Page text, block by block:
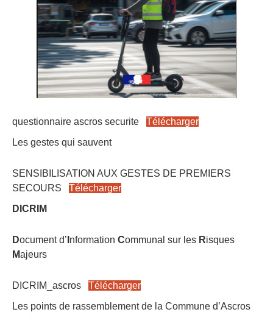
questionnaire ascros securite
Télécharger
Les gestes qui sauvent
SENSIBILISATION AUX GESTES DE PREMIERS
SECOURS
Télécharger
DICRIM
Document d’ nformation Communal sur les Risques
Majeurs
DICRIM_ascros
Télécharger
Les points de rassemblement de la Commune d’Ascros